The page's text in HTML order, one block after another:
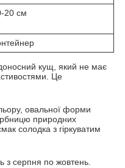
20 см
кущ, який не має
Це
овальної форми
природних
солодка з гіркуватим
з серпня по жовтень.